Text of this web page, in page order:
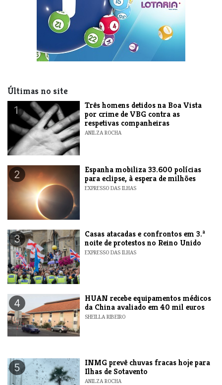
Últimas no site
1
Três homens detidos na Boa Vista
por crime de VBG contra as
respetivas companheiras
ANILZA ROCHA
2
Espanha mobiliza 33.600 polícias
para eclipse, à espera de milhões
EXPRESSO DAS ILHAS
3
Casas atacadas e confrontos em 3.ª
noite de protestos no Reino Unido
EXPRESSO DAS ILHAS
4
HUAN recebe equipamentos médicos
da China avaliado em 40 mil euros
SHEILLA RIBEIRO
5
INMG prevê chuvas fracas hoje para
Ilhas de Sotavento
ANILZA ROCHA